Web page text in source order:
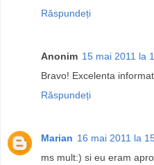
Răspundeți
Anonim 15 mai 2011 la
Bravo! Excelenta
Răspundeți
Marian 16 mai 2011 la
ms mult:) si eu eram